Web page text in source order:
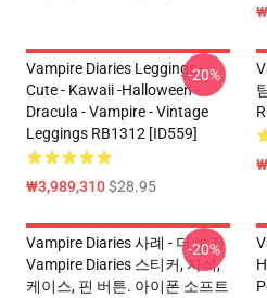
Vampire Diaries Leggings -
Cute - Kawaii -Halloween -
Dracula - Vampire - Vintage
Leggings RB1312 [ID559]
₩3,989,310$28.95
-20%
Vampire Diaries 사례 - 더 보기
Vampire Diaries 스티커, 자석,
케이스, 핀 버튼. 아이폰 소프트
-20%